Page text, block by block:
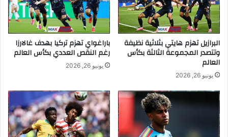
البرازيل تهزم هايتي بثلاثية نظيفة
وتتصدر المجموعة الثالثة بكأس
العالم
يونيو 26, 2026
باراغواي تهزم تركيا بهدف غالارزا
رغم النقص العددي بكأس العالم
يونيو 26, 2026